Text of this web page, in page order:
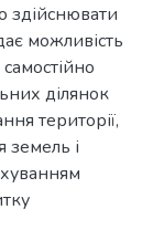
здійснювати
можливість
ділянок
території,
земель і